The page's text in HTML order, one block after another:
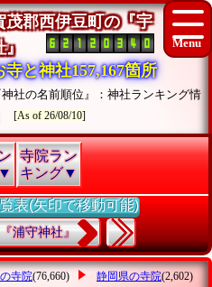
茂郡西伊豆町の『宇
』
寺と神社157,167箇所
神社の名前順位』：神社ランキング情
[As of 26/08/10]
寺院ラン
キング▼
表(矢印で移動可能)
浦守神社』
寺院(76,660) 静岡県の寺院(2,602)